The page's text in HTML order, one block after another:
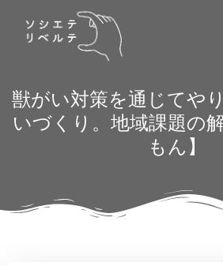
へ
ス
キ
ッ
獣がい対策を通じてや
いづくり。地域課題の
もん】